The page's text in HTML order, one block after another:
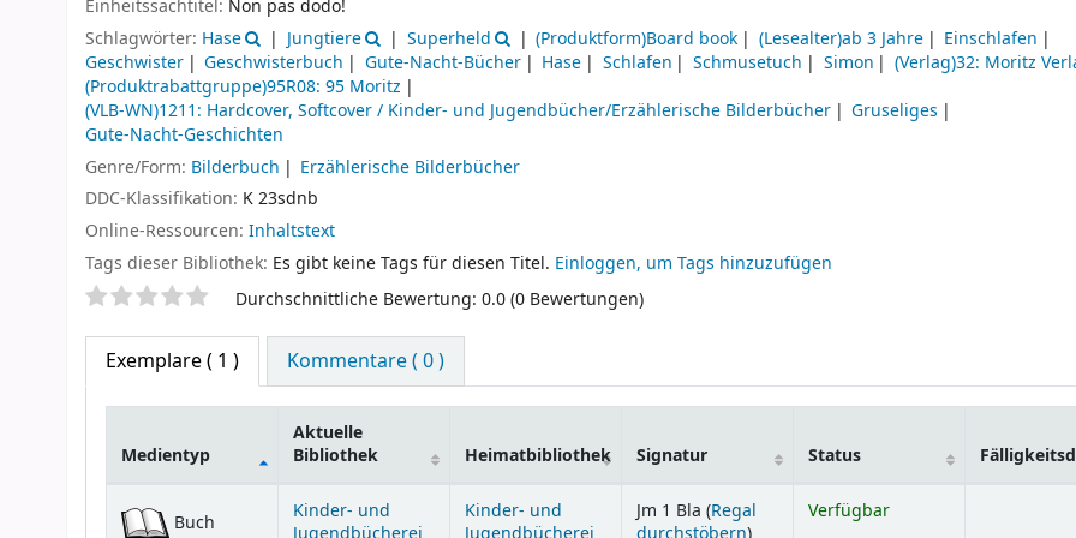
Einheitssachtitel: Non pas dodo!
Schlagwörter: Hase Jungtiere Superheld (Produktform)Board book (Lesealter)ab 3 Jahre
Einschlafen
Geschwister
Geschwisterbuch Gute-Nacht-Bücher Hase Schlafen Schmusetuch Simon
(Verlag)32: Moritz
(Produktrabattgruppe)95R08: 95 Moritz
(VLB-WN)1211: Hardcover, Softcover / Kinder- und Jugendbücher/Erzählerische Bilderbücher
Gruseliges
Gute-Nacht-Geschichten
Genre/Form: Bilderbuch
Erzählerische Bilderbücher
DDC-Klassifikation: K 23sdnb
Online-Ressourcen: Inhaltstext
Tags dieser Bibliothek: Es gibt keine Tags für diesen Titel. Einloggen, um Tags hinzuzufügen
SternchenbewertungDurchschnittliche Bewertung: 0.0 (0 Bewertungen)
Exemplare( 1 ) Kommentare ( 0 )
Medientyp
Aktuelle
Bibliothek
Heimatbibliothek Signatur Status
Buch
Kinder- und
Kinder- und
Jm 1 Bla (Regal
(Öffnet sich unterhalb)
Verfügbar